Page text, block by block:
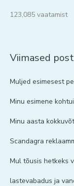
123,085 vaatamist
Viimased
Muljed esimesest
Minu esimene
Minu aasta
Scandagra
Mul tõusis hetkeks
lastevabadus ja